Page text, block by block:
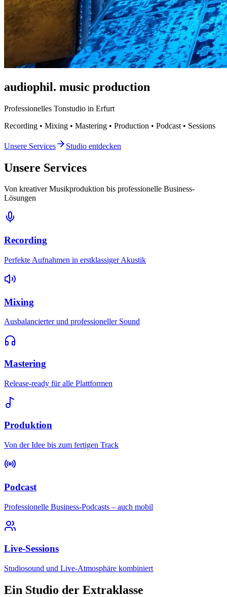
audiophil. music production
Professionelles Tonstudio in Erfurt
Recording • Mixing • Mastering • Production • Podcast • Sessions
Unsere Services Studio entdecken
Unsere Services
Von kreativer Musikproduktion bis professionelle Business-
Lösungen
Recording
Perfekte Aufnahmen in erstklassiger Akustik
Mixing
Ausbalancierter und professioneller Sound
Mastering
Release-ready für alle Plattformen
Produktion
Von der Idee bis zum fertigen Track
Podcast
Professionelle Business-Podcasts – auch mobil
Live-Sessions
Studiosound und Live-Atmosphäre kombiniert
Ein Studio der Extraklasse